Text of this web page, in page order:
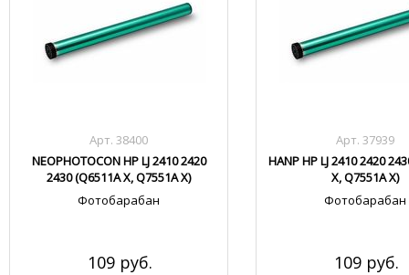
Арт. 38400
NEOPHOTOCON HP LJ 2410 2420
2430 (Q6511A X, Q7551A X)
Фотобарабан
109 руб.
Арт. 37939
HANP HP LJ 2410 2420
X, Q7551A X)
Фотобарабан
109 руб.